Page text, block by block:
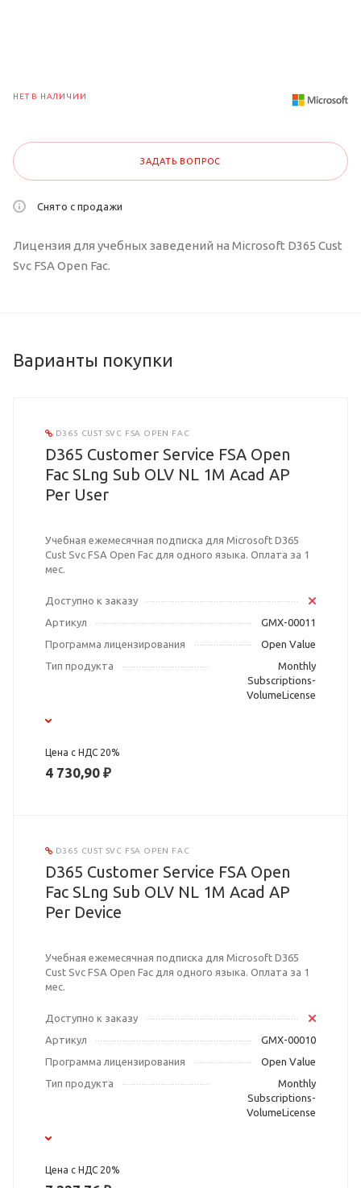
НЕТ В НАЛИЧИИ
ЗАДАТЬ ВОПРОС
Снято с продажи
Лицензия для учебных заведений на Microsoft D365 Cust
Svc FSA Open Fac.
Варианты покупки
D365 CUST SVC FSA OPEN FAC
D365 Customer Service FSA Open
Fac SLng Sub OLV NL 1M Acad AP
Per User
Учебная ежемесячная подписка для Microsoft D365
Cust Svc FSA Open Fac для одного языка. Оплата за 1
мес.
Доступно к заказу
Артикул
GMX-00011
Программа лицензирования
Open Value
Тип продукта
Monthly
Subscriptions-
VolumeLicense
Цена с НДС 20%
4 730,90 ₽
D365 CUST SVC FSA OPEN FAC
D365 Customer Service FSA Open
Fac SLng Sub OLV NL 1M Acad AP
Per Device
Учебная ежемесячная подписка для Microsoft D365
Cust Svc FSA Open Fac для одного языка. Оплата за 1
мес.
Доступно к заказу
Артикул
GMX-00010
Программа лицензирования
Open Value
Тип продукта
Monthly
Subscriptions-
VolumeLicense
Цена с НДС 20%